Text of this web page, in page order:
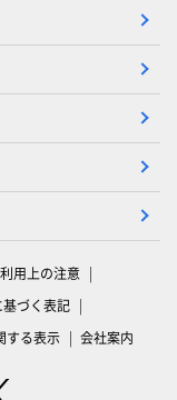
用上の注意
づく表記
する表示 会社案内